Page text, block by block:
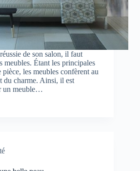
de son salon, il faut
meubles. Étant les principales
pièce, les meubles confèrent au
du charme. Ainsi, il est
un meuble…